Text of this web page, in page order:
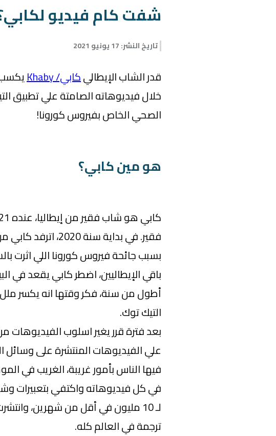
شفت كام فيديو
تاريخ النشر:17 يونيو 2021
قدر الشاب الإيطاليكابي/ Khaby
الصحي الخاص بفيروس كورونا!
هو مين كابي؟
فقير. في بداية سنة
بسبب جائحة فيروس كورونا اللي اثرت
باقي الإيطاليين، اضطر كابي يقعد في
أطول من سنة، فكر وقتها انه يكسر
التيك توك.
بعد فترة قرر يغير اسلوب الفيديوهات
علي الفيديوهات المنتشرة على وسائل
فيها الناس بأمور غريبة، الغريب في
في كل فيديوهاته واكتفي بتعبيرات
لـ 10 مليون في أقل من شهرين،
ترجمة في العالم كله.